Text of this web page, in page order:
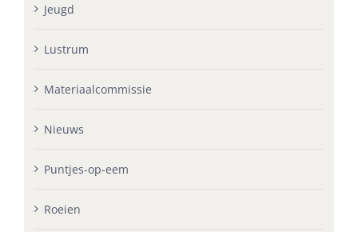
Jeugd
Lustrum
Materiaalcommissie
Nieuws
Puntjes-op-eem
Roeien